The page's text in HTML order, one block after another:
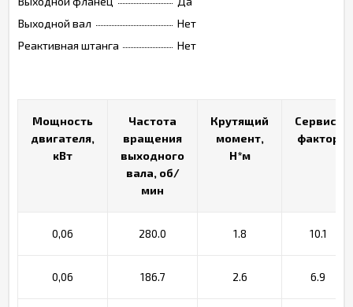
Выходной вал
Нет
Реактивная штанга
Нет
Мощность
двигателя,
кВт
Частота
вращения
выходного
вала, об/
мин
Крутящий
момент,
Н*м
Сервис-
фактор
0,06 280.0 1.8 10.1
0,06 186.7 2.6 6.9
Мощность
двигателя,
кВт
Частота
вращения
выходного
вала, об/
мин
Крутящий
момент,
Н*м
Сервис-
фактор